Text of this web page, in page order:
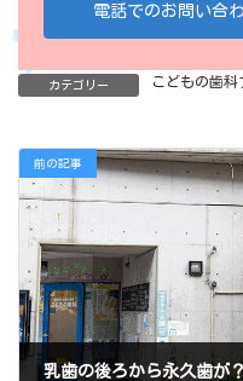
電話でのお問い合
カテゴリー こどもの歯科
前の記事
乳歯の後ろから永久歯が